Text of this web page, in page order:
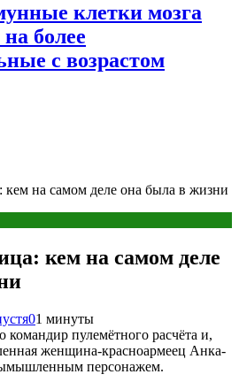
клетки мозга
более
с возрастом
кем на самом деле она была в жизни
кем на самом деле
01 минуты
командир пулемётного расчёта и,
женщина-красноармеец Анка-
персонажем.